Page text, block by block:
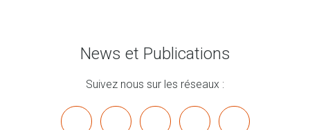
News et Publications
Suivez nous sur les réseaux :
linkedinyoutubebluesky mastodon